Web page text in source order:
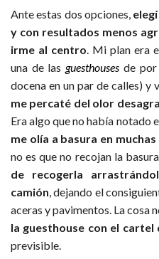
Ante estas dos opciones,
y con resultados menos
irme al centro. Mi plan era
una de lasguesthouses de por
docena en un par de calles) y
me percaté del olor
Era algo que no había notado
me olía a basura en
no es que no recojan la
de recogerla
camión, dejando el
aceras y pavimentos. La cosa
la guesthouse con el cartel
previsible.